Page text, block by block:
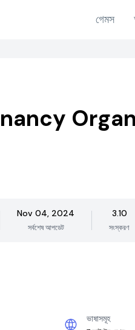
গেমস
Nov 04, 2024
সর্বশেষ আপডেট
3.10
সংস্করণ
ভাষাসমূহ